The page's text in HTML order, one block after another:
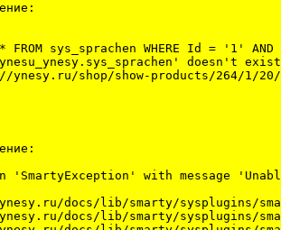
* FROM sys_sprachen WHERE Id =
doesn't exist
ynesy.ru/shop/show-products/264/1/
'SmartyException' with message
docs/lib/smarty/sysplugins/
ynesy.ru/docs/lib/smarty/sysplugins/